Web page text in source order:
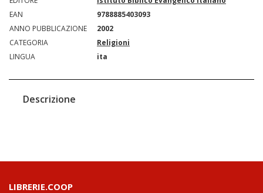
EAN
9788885403093
ANNO PUBBLICAZIONE
2002
CATEGORIA
Religioni
LINGUA
ita
Descrizione
LIBRERIE.COOP